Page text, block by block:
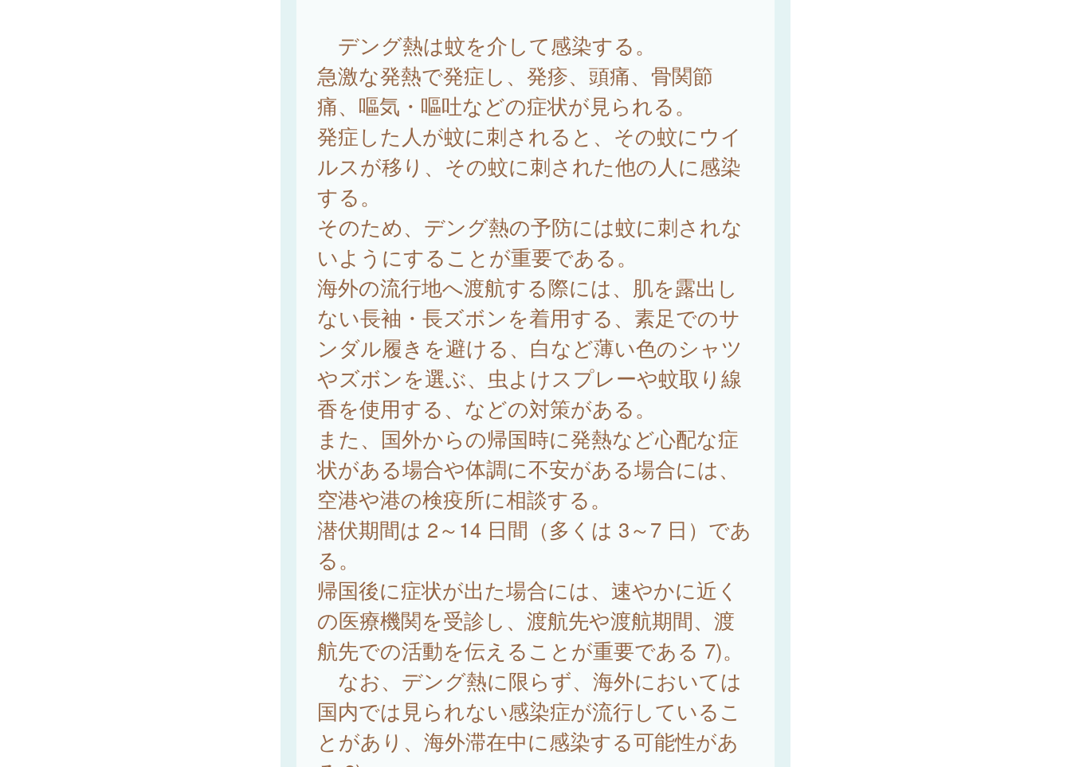
デング熱は蚊を介して感染する。
急激な発熱で発症し、発疹、頭痛、骨関節
痛、嘔気・嘔吐などの症状が見られる。
発症した人が蚊に刺されると、その蚊にウイ
ルスが移り、その蚊に刺された他の人に感染
する。
そのため、デング熱の予防には蚊に刺されな
いようにすることが重要である。
海外の流行地へ渡航する際には、肌を露出し
ない長袖・長ズボンを着用する、素足でのサ
ンダル履きを避ける、白など薄い色のシャツ
やズボンを選ぶ、虫よけスプレーや蚊取り線
香を使用する、などの対策がある。
また、国外からの帰国時に発熱など心配な症
状がある場合や体調に不安がある場合には、
空港や港の検疫所に相談する。
潜伏期間は 2～14 日間（多くは 3～7 日）であ
る。
帰国後に症状が出た場合には、速やかに近く
の医療機関を受診し、渡航先や渡航期間、渡
航先での活動を伝えることが重要である 7)。
なお、デング熱に限らず、海外においては
国内では見られない感染症が流行しているこ
とがあり、海外滞在中に感染する可能性があ